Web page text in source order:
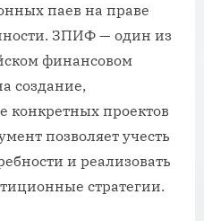
паев на праве
ЗПИФ — один из
финансовом
создание,
конкретных проектов
позволяет учесть
и реализовать
стратегии.